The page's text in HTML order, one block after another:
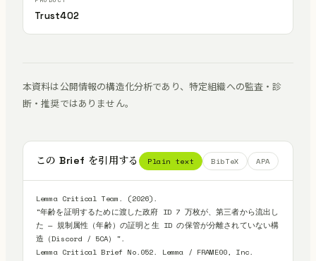
Trust402
本資料は公開情報の構造化分析であり、特定組織への監査・診
断・推奨ではありません。
この Brief を引用する Plain text BibTeX APA
Lemma Critical Team. (2026).
"年齢を証明するために渡した政府 ID 7 万枚が、第三者から流出し
た — 規制属性（年齢）の証明と生 ID の保管が分離されていない構
造（Discord / 5CA）".
Lemma Critical Brief No.052. Lemma / FRAME00, Inc.